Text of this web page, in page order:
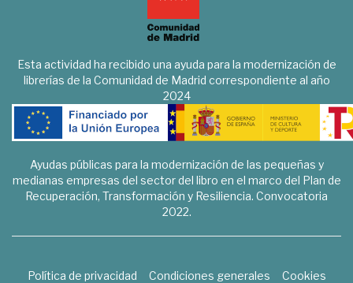
Esta actividad ha recibido una ayuda para la modernización de
librerías de la Comunidad de Madrid correspondiente al año
2024
Ayudas públicas para la modernización de las pequeñas y
medianas empresas del sector del libro en el marco del Plan de
Recuperación, Transformación y Resiliencia. Convocatoria
2022.
Política de privacidad Condiciones generales
Cookies